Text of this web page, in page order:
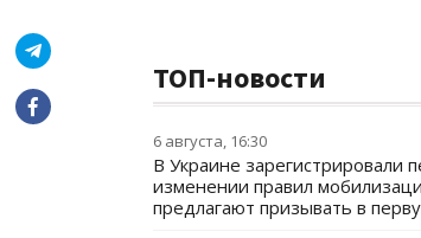
ТОП-новости
6 августа, 16:30
В Украине зарегистрировали
изменении правил
предлагают призывать в